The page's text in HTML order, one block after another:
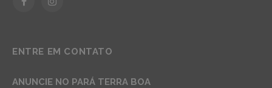
FacebookInstagram
ENTRE EM CONTATO
ANUNCIE NO PARÁ TERRA BOA